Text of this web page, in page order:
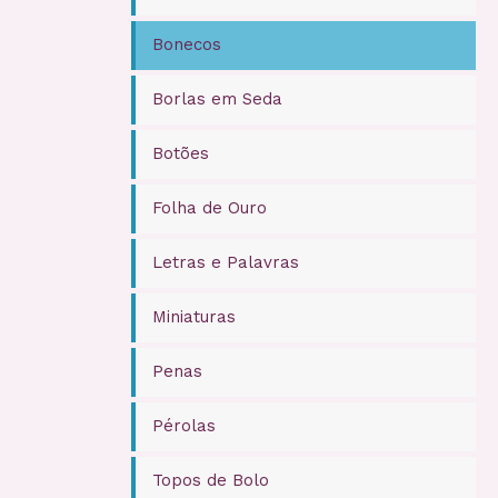
Bonecos
Borlas em Seda
Botões
Folha de Ouro
Letras e Palavras
Miniaturas
Penas
Pérolas
Topos de Bolo